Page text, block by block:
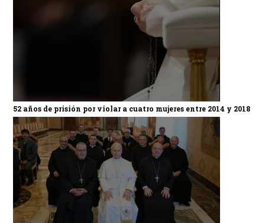
52 años de prisión por violar a cuatro mujeres entre 2014 y 2018